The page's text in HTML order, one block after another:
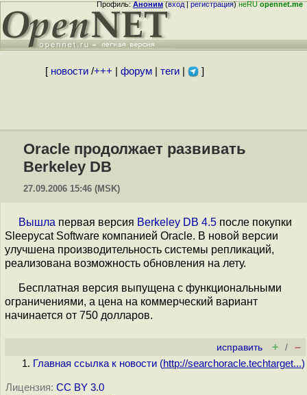
Профиль:Аноним(вход|регистрация)неRUopennet.me
[ новости/+++ форум| теги| ]
Oracle продолжает развивать
Berkeley DB
27.09.2006 15:46 (MSK)
Вышла первая версия Berkeley DB 4.5 после покупки
Sleepycat Software компанией Oracle. В новой версии
улучшена производительность системы репликаций,
реализована возможность обновления на лету.
Бесплатная версия выпущена с функциональными
ограничениями, а цена на коммерческий вариант
начинается от 750 долларов.
исправить + / –
Главная ссылка к новости (http://searchoracle.techtarget...)
Лицензия: CC BY 3.0